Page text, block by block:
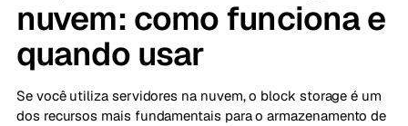
nuvem: como funciona e
quando usar
Se você utiliza servidores na nuvem, o block storage é um
dos recursos mais fundamentais para o armazenamento de